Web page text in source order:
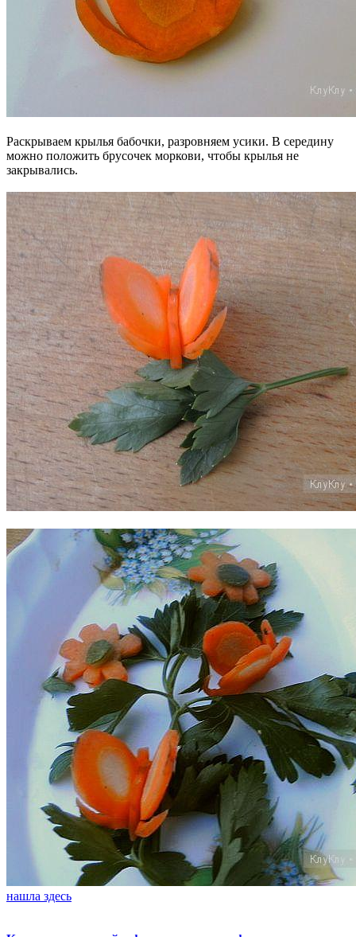
Раскрываем крылья бабочки, разровняем усики. В середину
можно положить брусочек моркови, чтобы крылья не
закрывались.
нашла здесь